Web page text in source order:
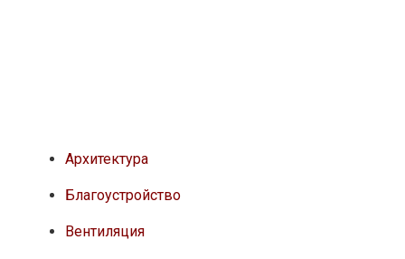
Архитектура
Благоустройство
Вентиляция